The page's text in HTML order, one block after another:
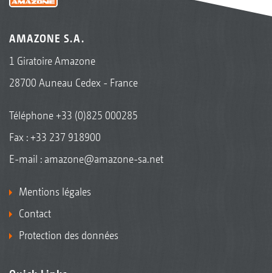
AMAZONE S.A.
1 Giratoire Amazone
28700 Auneau Cedex - France
Téléphone+33 (0)825 000285
Fax : +33 237 918900
E-mail : amazone@amazone-sa.net
Mentions légales
Contact
Protection des données